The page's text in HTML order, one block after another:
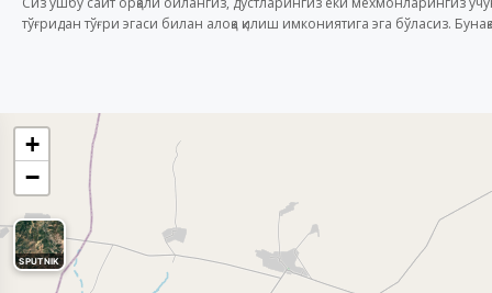
тўғридан тўғри эгаси билан алоқа қилиш имкониятига эга бўласиз.
+
−
SPUTNIK